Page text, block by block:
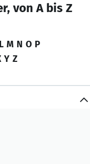
von A bis Z
L M N O P
Y Z